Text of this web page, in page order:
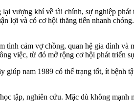
vượng khí về tài chính, sự nghiệp
lợi và có cơ hội thăng tiến nhanh
cảm vợ chồng, quan hệ gia đình
việc, từ đó mở rộng cơ hội phát triển
nam 1989 có thể trạng tốt, ít
tập, nghiên cứu. Mặc dù không